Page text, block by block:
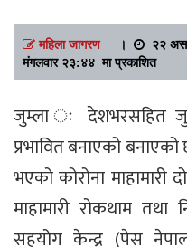
महिला जागरण।
२२
मंगलवार २३:४४ मा प्रकाशित
जुम्ला ः देशभरसहित
प्रभावित बनाएको
भएको कोरोना माहामारी
माहामारी रोकथाम तथा
सहयोग केन्द्र (पेस